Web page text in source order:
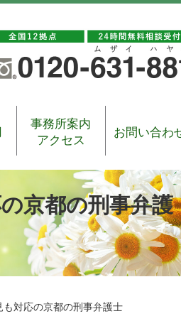
事務所案内
アクセス
お問い合わ
京都の刑事弁護
対応の京都の刑事弁護士